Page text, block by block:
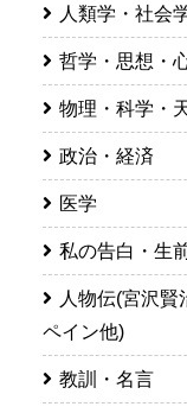
人類学・社会
哲学・思想・
物理・科学・
政治・経済
医学
私の告白・生
人物伝(宮沢賢
ペイン他)
教訓・名言